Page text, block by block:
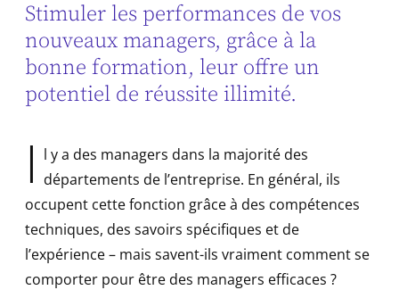
Stimuler les performances de vos
nouveaux managers, grâce à la
bonne formation, leur offre un
potentiel de réussite illimité.
I l y a des managers dans la majorité des
départements de l’entreprise. En général, ils
occupent cette fonction grâce à des compétences
techniques, des savoirs spécifiques et de
l’expérience – mais savent-ils vraiment comment se
comporter pour être des managers efficaces ?